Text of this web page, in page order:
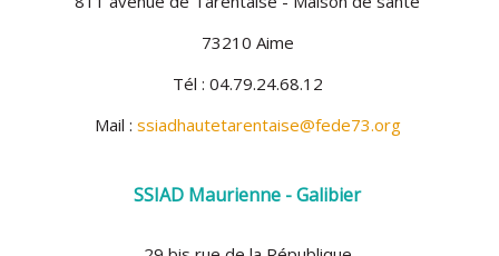
73210 Aime
Tél : 04.79.24.68.12
Mail : ssiadhautetarentaise@fede73.org
SSIAD Maurienne - Galibier